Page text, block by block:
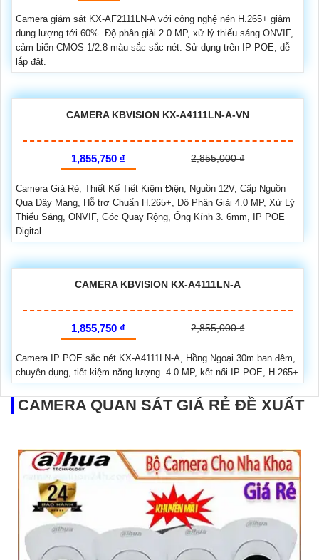
Camera giám sát KX-AF2111LN-A với công nghệ nén H.265+ giảm
dung lượng tới 60%. Độ phân giải 2.0 MP, xử lý thiếu sáng ONVIF,
cảm biến CMOS 1/2.8 màu sắc sắc nét. Sử dụng trên IP POE, dễ
lắp đặt.
CAMERA KBVISION KX-A4111LN-A-VN
1,855,750 ₫ 2,855,000 ₫
Camera Giá Rẻ, Thiết Kế Tiết Kiệm Điện, Nguồn 12V, Cấp Nguồn
Qua Dây Mạng, Hỗ trợ Chuẩn H.265+, Độ Phân Giải 4.0 MP, Xử Lý
Thiếu Sáng, ONVIF, Góc Quay Rộng, Ống Kính 3. 6mm, IP POE
Digital
CAMERA KBVISION KX-A4111LN-A
1,855,750 ₫ 2,855,000 ₫
Camera IP POE sắc nét KX-A4111LN-A, Hồng Ngoại 30m ban đêm,
chuyên dụng, tiết kiệm năng lượng. 4.0 MP, kết nối IP POE, H.265+
CAMERA QUAN SÁT GIÁ RẺ ĐỀ XUẤT